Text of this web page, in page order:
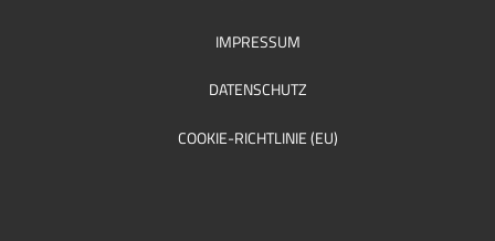
IMPRESSUM
DATENSCHUTZ
COOKIE-RICHTLINIE (EU)